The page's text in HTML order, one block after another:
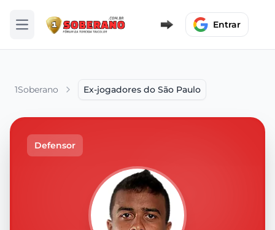
Abrir menu Entrar
1Soberano Ex-jogadores do São Paulo
Defensor